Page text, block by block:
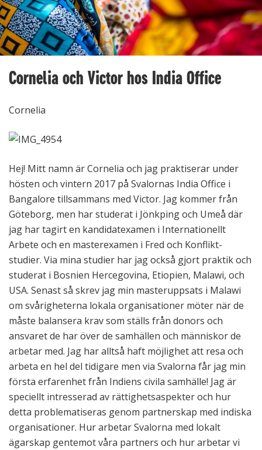
Cornelia och Victor hos India Office
Cornelia
Hej! Mitt namn är Cornelia och jag praktiserar under
hösten och vintern 2017 på Svalornas India Office i
Bangalore tillsammans med Victor. Jag kommer från
Göteborg, men har studerat i Jönkping och Umeå där
jag har tagirt en kandidatexamen i Internationellt
Arbete och en masterexamen i Fred och Konflikt-
studier. Via mina studier har jag också gjort praktik och
studerat i Bosnien Hercegovina, Etiopien, Malawi, och
USA. Senast så skrev jag min masteruppsats i Malawi
om svårigheterna lokala organisationer möter när de
måste balansera krav som ställs från donors och
ansvaret de har över de samhällen och människor de
arbetar med. Jag har alltså haft möjlighet att resa och
arbeta en hel del tidigare men via Svalorna får jag min
första erfarenhet från Indiens civila samhälle! Jag är
speciellt intresserad av rättighetsaspekter och hur
detta problematiseras genom partnerskap med indiska
organisationer. Hur arbetar Svalorna med lokalt
ägarskap gentemot våra partners och hur arbetar vi